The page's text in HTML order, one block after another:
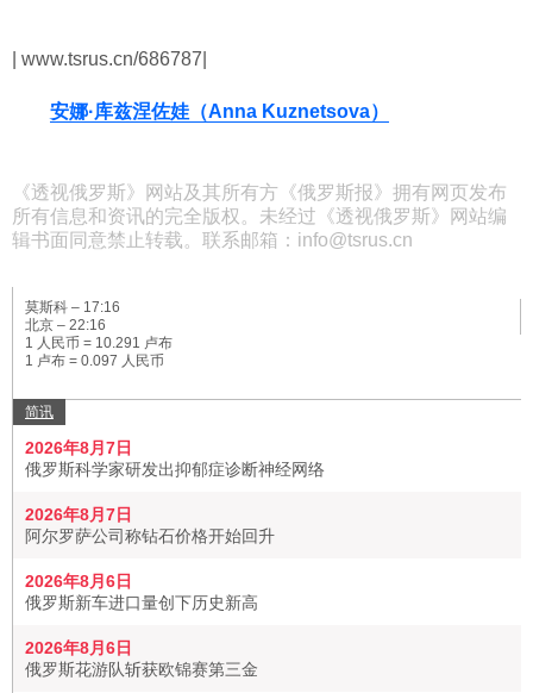
| www.tsrus.cn/686787|
安娜·库兹涅佐娃（Anna Kuznetsova）
《透视俄罗斯》网站及其所有方《俄罗斯报》拥有网页发布
所有信息和资讯的完全版权。未经过《透视俄罗斯》网站编
辑书面同意禁止转载。联系邮箱：info@tsrus.cn
莫斯科 – 17:17
北京 – 22:17
1 人民币 = 10.291 卢布
1 卢布 = 0.097 人民币
简讯
2026年8月7日
俄罗斯科学家研发出抑郁症诊断神经网络
2026年8月7日
阿尔罗萨公司称钻石价格开始回升
2026年8月6日
俄罗斯新车进口量创下历史新高
2026年8月6日
俄罗斯花游队斩获欧锦赛第三金